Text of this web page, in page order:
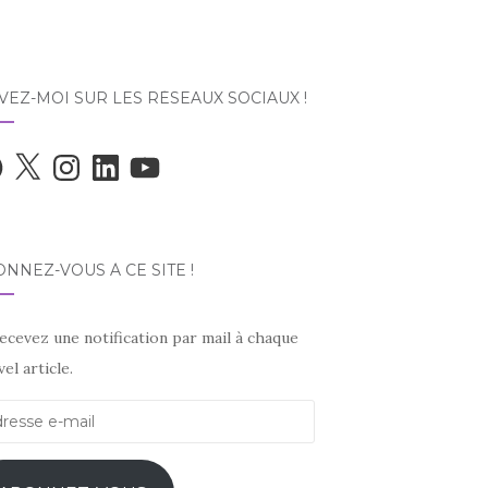
MOI SUR LES RÉSEAUX SOCIAUX !
X InstagramLinkedInYouTube
VOUS À CE SITE !
une notification par mail à chaque
article.